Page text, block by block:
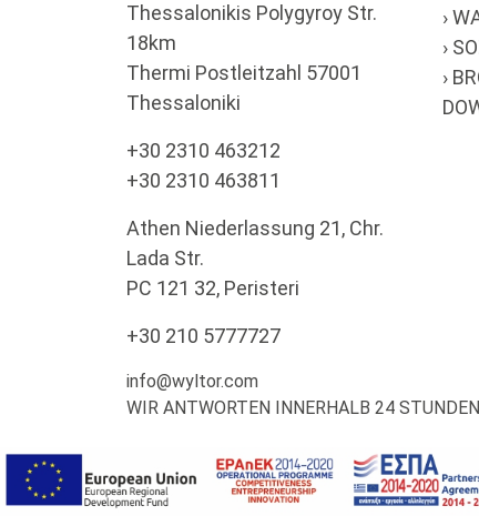
Thessalonikis Polygyroy Str.
18km
Thermi Postleitzahl 57001
Thessaloniki
+30 2310 463212
+30 2310 463811
Athen Niederlassung 21, Chr.
Lada Str.
PC 121 32, Peristeri
+30 210 5777727
›
›
›
info@wyltor.com
WIR ANTWORTEN INNERHALB 24 STUNDEN
© WYLTOR 2022